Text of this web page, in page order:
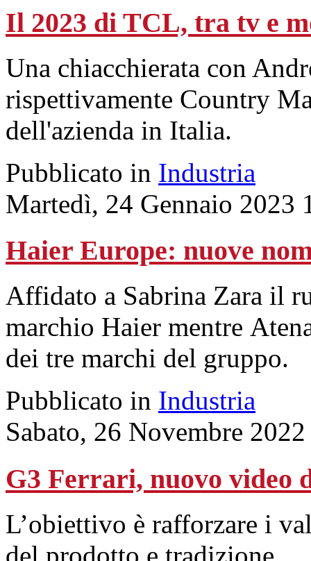
Il 2023 di TCL, tra tv e
Una chiacchierata con
rispettivamente Country
dell'azienda in Italia.
Pubblicato in Industria
Martedì, 24 Gennaio 2023
Haier Europe: nuove
Affidato a Sabrina Zara il
marchio Haier mentre
dei tre marchi del gruppo.
Pubblicato in Industria
Sabato, 26 Novembre
G3 Ferrari, nuovo video
L’obiettivo è rafforzare i